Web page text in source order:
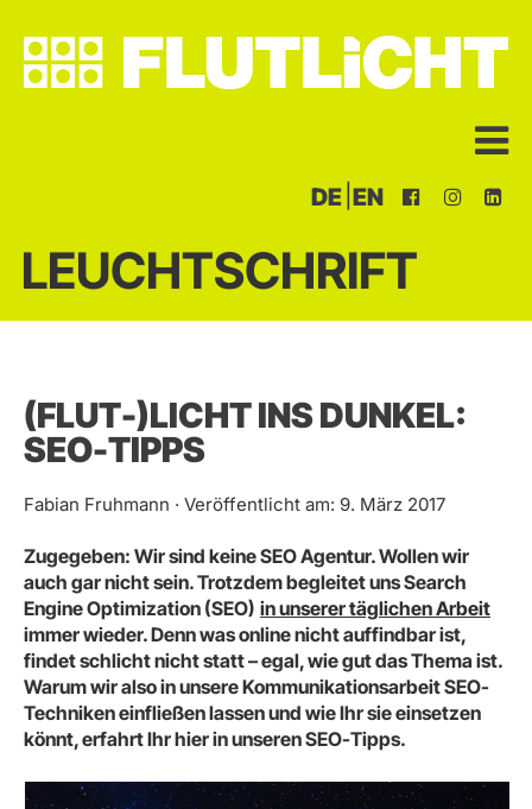
DE EN
LEUCHTSCHRIFT
(FLUT-)LICHT INS DUNKEL:
SEO-TIPPS
Fabian Fruhmann · Veröffentlicht am: 9. März 2017
Zugegeben: Wir sind keine SEO Agentur. Wollen wir
auch gar nicht sein. Trotzdem begleitet uns Search
Engine Optimization (SEO) in unserer täglichen Arbeit
immer wieder. Denn was online nicht auffindbar ist,
findet schlicht nicht statt – egal, wie gut das Thema ist.
Warum wir also in unsere Kommunikationsarbeit SEO-
Techniken einfließen lassen und wie Ihr sie einsetzen
könnt, erfahrt Ihr hier in unseren SEO-Tipps.